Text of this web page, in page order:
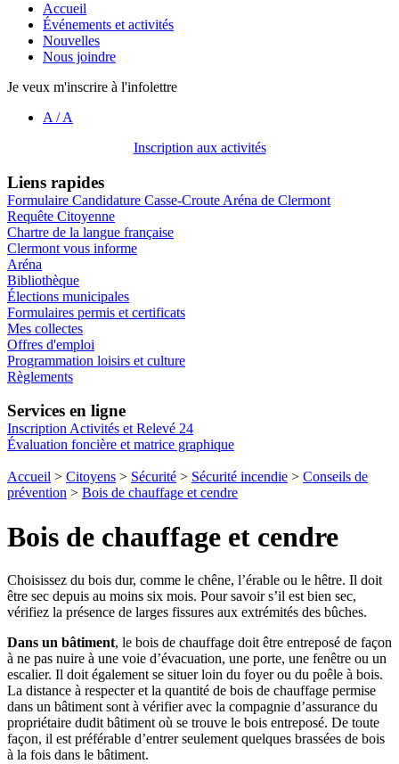
Accueil
Événements et activités
Nouvelles
Nous joindre
Je veux m'inscrire à l'infolettre
A /A
Inscription aux activités
Liens rapides
Formulaire Candidature Casse-Croute Aréna de Clermont
Requête Citoyenne
Chartre de la langue française
Clermont vous informe
Aréna
Bibliothèque
Élections municipales
Formulaires permis et certificats
Mes collectes
Offres d'emploi
Programmation loisirs et culture
Règlements
Services en ligne
Inscription Activités et Relevé 24
Évaluation foncière et matrice graphique
Accueil > Citoyens > Sécurité > Sécurité incendie > Conseils de
prévention > Bois de chauffage et cendre
Bois de chauffage et cendre
Choisissez du bois dur, comme le chêne, l’érable ou le hêtre. Il doit
être sec depuis au moins six mois. Pour savoir s’il est bien sec,
vérifiez la présence de larges fissures aux extrémités des bûches.
Dans un bâtiment, le bois de chauffage doit être entreposé de façon
à ne pas nuire à une voie d’évacuation, une porte, une fenêtre ou un
escalier. Il doit également se situer loin du foyer ou du poêle à bois.
La distance à respecter et la quantité de bois de chauffage permise
dans un bâtiment sont à vérifier avec la compagnie d’assurance du
propriétaire dudit bâtiment où se trouve le bois entreposé. De toute
façon, il est préférable d’entrer seulement quelques brassées de bois
à la fois dans le bâtiment.